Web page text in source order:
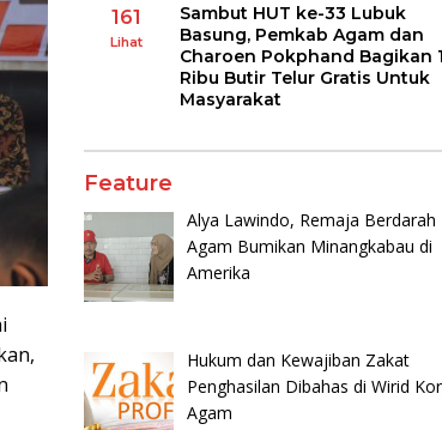
161
Lihat
Sambut HUT ke-33 Lubuk
Basung, Pemkab Agam dan
Charoen Pokphand Bagikan
Ribu Butir Telur Gratis Untuk
Masyarakat
Feature
Alya Lawindo, Remaja Berdarah
Agam Bumikan Minangkabau di
Amerika
Hukum dan Kewajiban Zakat
Penghasilan Dibahas di Wirid
Agam